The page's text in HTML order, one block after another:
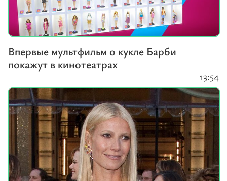
Впервые мультфильм о кукле Барби
покажут в кинотеатрах
13:54